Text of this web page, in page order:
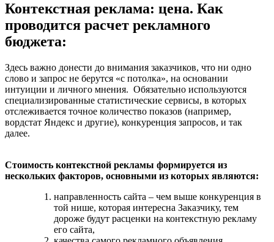
Контекстная реклама: цена. Как
проводится расчет рекламного
бюджета:
Здесь важно донести до внимания заказчиков, что ни одно
слово и запрос не берутся «с потолка», на основании
интуиции и личного мнения. Обязательно используются
специализированные статистические сервисы, в которых
отслеживается точное количество показов (например,
вордстат Яндекс и другие), конкуренция запросов, и так
далее.
Стоимость контекстной рекламы формируется из
нескольких факторов, основными из которых являются:
направленность сайта – чем выше конкуренция в
той нише, которая интересна Заказчику, тем
дороже будут расценки на контекстную рекламу
его сайта,